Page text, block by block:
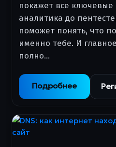
покажет все
аналитика до
поможет понять, что
именно тебе. И
полно…
Подробнее